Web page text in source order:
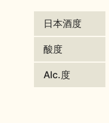
日本酒度
酸度
Alc.度